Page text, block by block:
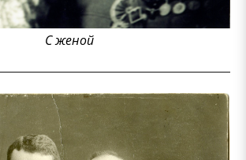
С женой